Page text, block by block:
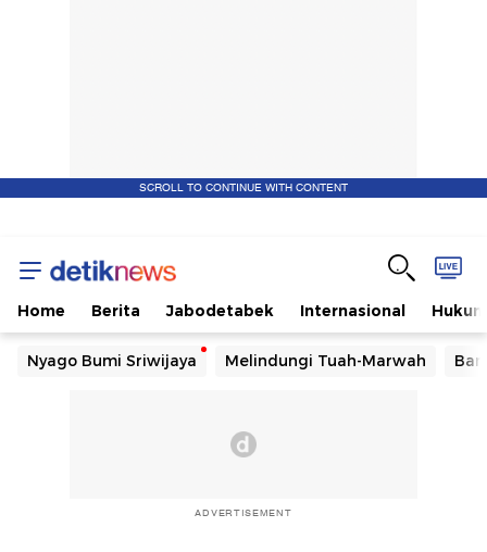
SCROLL TO CONTINUE WITH CONTENT
Home Berita Jabodetabek Internasional Hukum
Nyago Bumi Sriwijaya Melindungi Tuah-Marwah
ADVERTISEMENT